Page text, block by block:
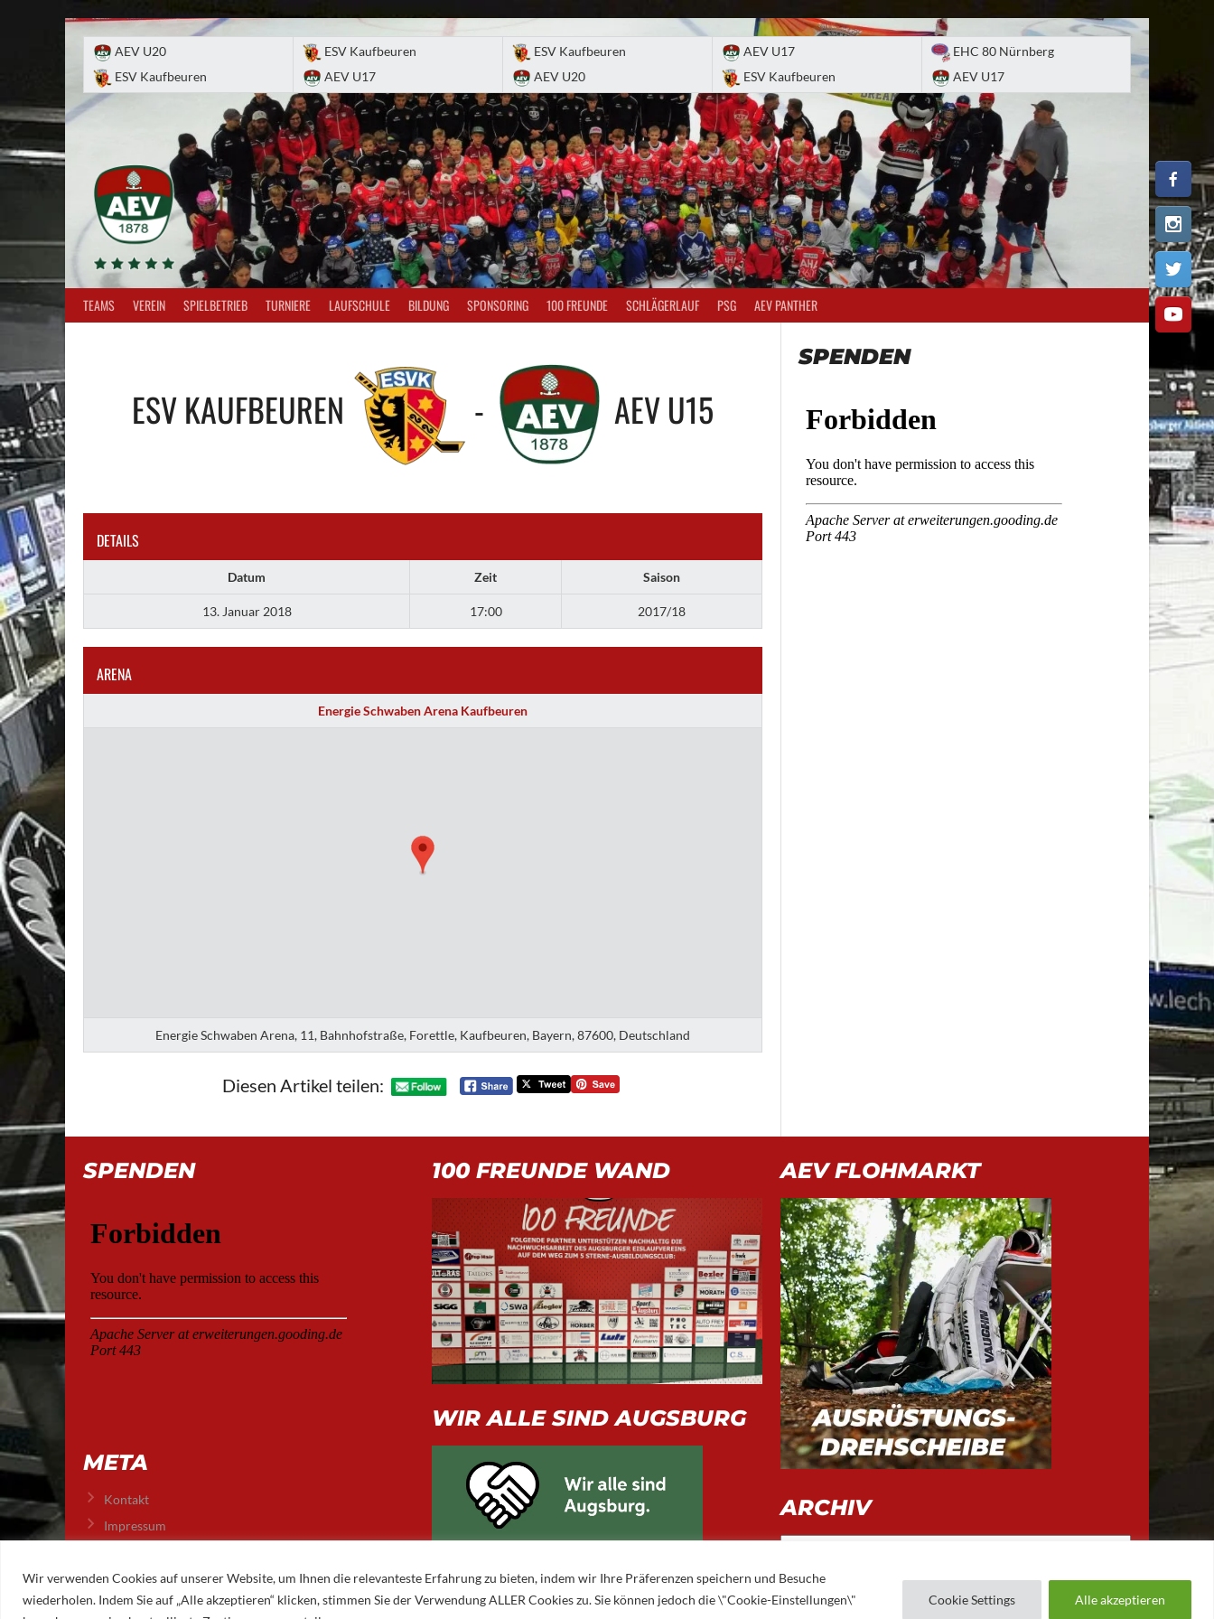
Wir verwenden Cookies auf unserer Website, um Ihnen die relevanteste Erfahrung zu bieten, indem wir Ihre Präferenzen speichern und Besuche
wiederholen. Indem Sie auf „Alle akzeptieren“ klicken, stimmen Sie der Verwendung ALLER Cookies zu. Sie können jedoch die \"Cookie-Einstellungen\"
Cookie Settings Alle akzeptieren
AEV U20
ESV Kaufbeuren
ESV Kaufbeuren
AEV U17
ESV Kaufbeuren
AEV U20
AEV U17
ESV Kaufbeuren
EHC 80 Nürnberg
AEV U17
TEAMS VEREIN SPIELBETRIEB TURNIERE LAUFSCHULE BILDUNG SPONSORING 100 FREUNDE SCHLÄGERLAUF PSG AEV PANTHER
ESV KAUFBEUREN - AEV U15
DETAILS
Datum Zeit Saison
13. Januar 2018 17:00 2017/18
ARENA
Energie Schwaben Arena Kaufbeuren
Energie Schwaben Arena, 11, Bahnhofstraße, Forettle, Kaufbeuren, Bayern, 87600, Deutschland
Diesen Artikel teilen:
SPENDEN
SPENDEN
META
Kontakt
Impressum
100 FREUNDE WAND
WIR ALLE SIND AUGSBURG
AEV FLOHMARKT
ARCHIV
Archiv
© 2026 AUGSBURGER EISLAUFVEREIN E.V. AUGSBURGER EV